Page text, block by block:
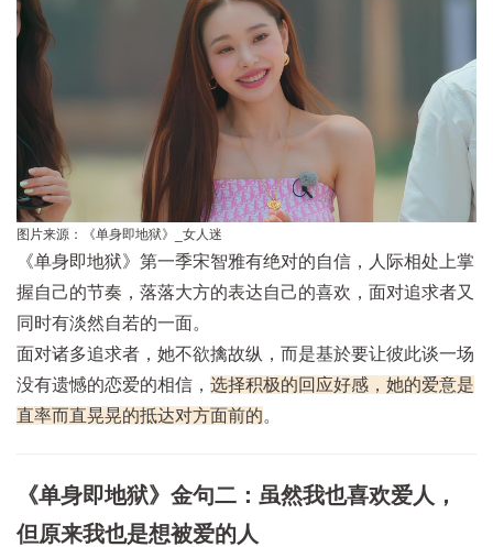
图片来源：《单身即地狱》_女人迷
《单身即地狱》第一季宋智雅有绝对的自信，人际相处上掌
握自己的节奏，落落大方的表达自己的喜欢，面对追求者又
同时有淡然自若的一面。
面对诸多追求者，她不欲擒故纵，而是基於要让彼此谈一场
没有遗憾的恋爱的相信， 选择积极的回应好感，她的爱意是
直率而直晃晃的抵达对方面前的。
《单身即地狱》金句二：虽然我也喜欢爱人，
但原来我也是想被爱的人